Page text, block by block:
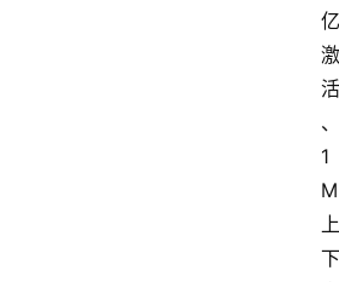
亿
激
活
、
1
M
上
下